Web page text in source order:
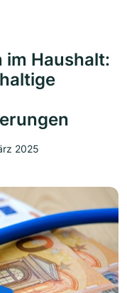
im Haushalt:
2025